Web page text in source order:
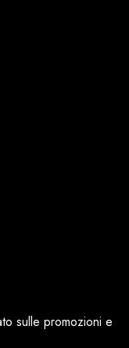
sulle promozioni e